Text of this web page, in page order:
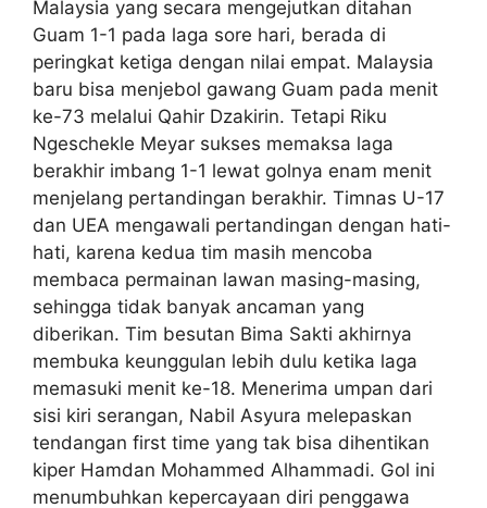
Malaysia yang secara mengejutkan ditahan
Guam 1-1 pada laga sore hari, berada di
peringkat ketiga dengan nilai empat. Malaysia
baru bisa menjebol gawang Guam pada menit
ke-73 melalui Qahir Dzakirin. Tetapi Riku
Ngeschekle Meyar sukses memaksa laga
berakhir imbang 1-1 lewat golnya enam menit
menjelang pertandingan berakhir. Timnas U-17
dan UEA mengawali pertandingan dengan hati-
hati, karena kedua tim masih mencoba
membaca permainan lawan masing-masing,
sehingga tidak banyak ancaman yang
diberikan. Tim besutan Bima Sakti akhirnya
membuka keunggulan lebih dulu ketika laga
memasuki menit ke-18. Menerima umpan dari
sisi kiri serangan, Nabil Asyura melepaskan
tendangan first time yang tak bisa dihentikan
kiper Hamdan Mohammed Alhammadi. Gol ini
menumbuhkan kepercayaan diri penggawa